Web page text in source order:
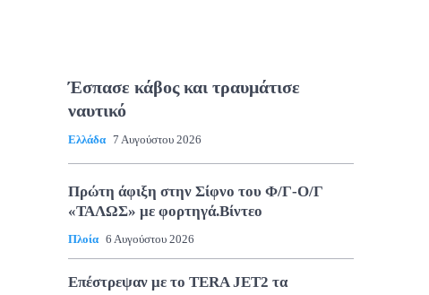
Έσπασε κάβος και τραυμάτισε
ναυτικό
Ελλάδα 7 Αυγούστου 2026
Πρώτη άφιξη στην Σίφνο του Φ/Γ-Ο/Γ
«ΤΑΛΩΣ» με φορτηγά.Βίντεο
Πλοία 6 Αυγούστου 2026
Επέστρεψαν με το TERA JET2 τα